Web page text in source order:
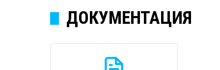
ДОКУМЕНТАЦИЯ